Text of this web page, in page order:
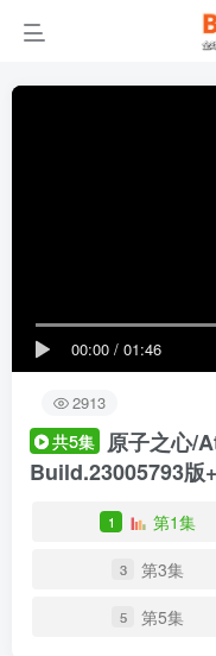
00:00 / 01:46
2913
共5集 原子之心/
Build.23005793版
1 第1集
3 第3集
5 第5集